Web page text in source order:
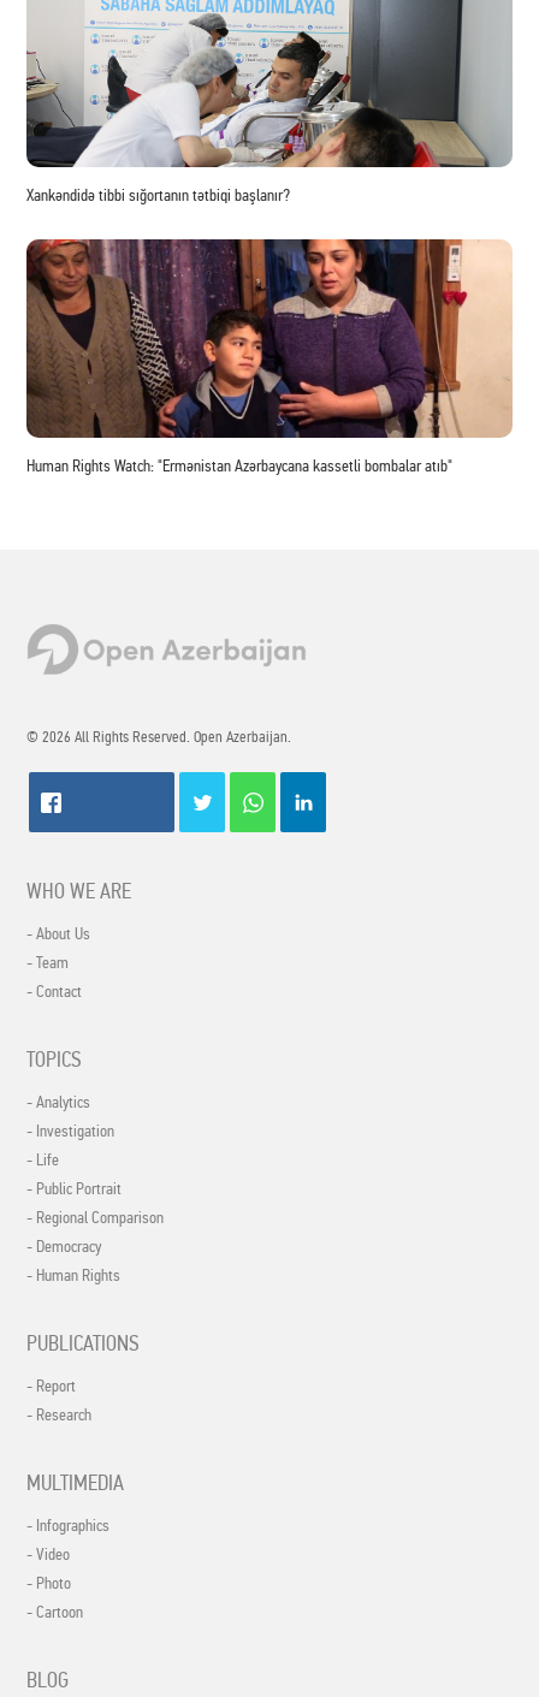
Xankəndidə tibbi sığortanın tətbiqi başlanır?
Human Rights Watch: "Ermənistan Azərbaycana kassetli bombalar atıb"
© 2026 All Rights Reserved. Open Azerbaijan.
WHO WE ARE
- About Us
- Team
- Contact
TOPICS
- Analytics
- Investigation
- Life
- Public Portrait
- Regional Comparison
- Democracy
- Human Rights
PUBLICATIONS
- Report
- Research
MULTIMEDIA
- Infographics
- Video
- Photo
- Cartoon
BLOG